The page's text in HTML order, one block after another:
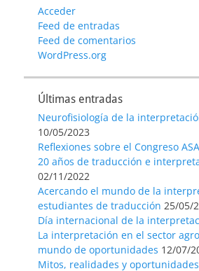
Acceder
Feed de entradas
Feed de comentarios
WordPress.org
Últimas entradas
Neurofisiología de la
10/05/2023
Reflexiones sobre el Congreso
20 años de traducción e
02/11/2022
Acercando el mundo de la
estudiantes de traducción 25/05/
Día internacional de la
La interpretación en el sector
mundo de oportunidades 12/07/
Mitos, realidades y